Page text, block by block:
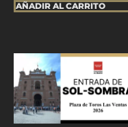
AÑADIR AL CARRITO